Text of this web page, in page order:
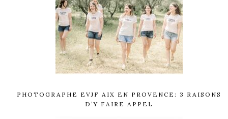
PHOTOGRAPHE EVJF AIX EN PROVENCE: 3 RAISONS
D’Y FAIRE APPEL